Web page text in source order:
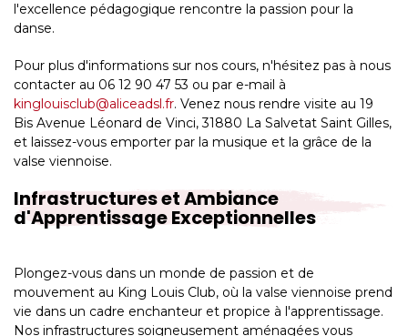
l'excellence pédagogique rencontre la passion pour la
danse.
Pour plus d'informations sur nos cours, n'hésitez pas à nous
contacter au 06 12 90 47 53 ou par e-mail à
kinglouisclub@aliceadsl.fr. Venez nous rendre visite au 19
Bis Avenue Léonard de Vinci, 31880 La Salvetat Saint Gilles,
et laissez-vous emporter par la musique et la grâce de la
valse viennoise.
Infrastructures et Ambiance
d'Apprentissage Exceptionnelles
Plongez-vous dans un monde de passion et de
mouvement au King Louis Club, où la valse viennoise prend
vie dans un cadre enchanteur et propice à l'apprentissage.
Nos infrastructures soigneusement aménagées vous